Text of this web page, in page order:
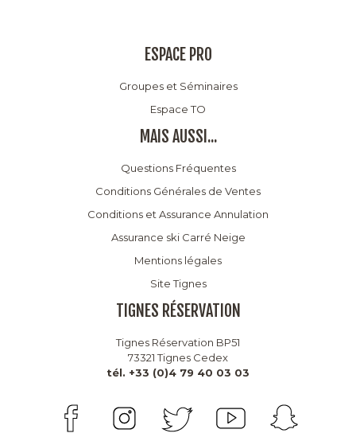
ESPACE PRO
Groupes et Séminaires
Espace TO
MAIS AUSSI...
Questions Fréquentes
Conditions Générales de Ventes
Conditions et Assurance Annulation
Assurance ski Carré Neige
Mentions légales
Site Tignes
TIGNES RÉSERVATION
Tignes Réservation BP51
73321 Tignes Cedex
tél. +33 (0)4 79 40 03 03